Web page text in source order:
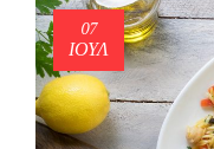
07
ΙΟΎΛ